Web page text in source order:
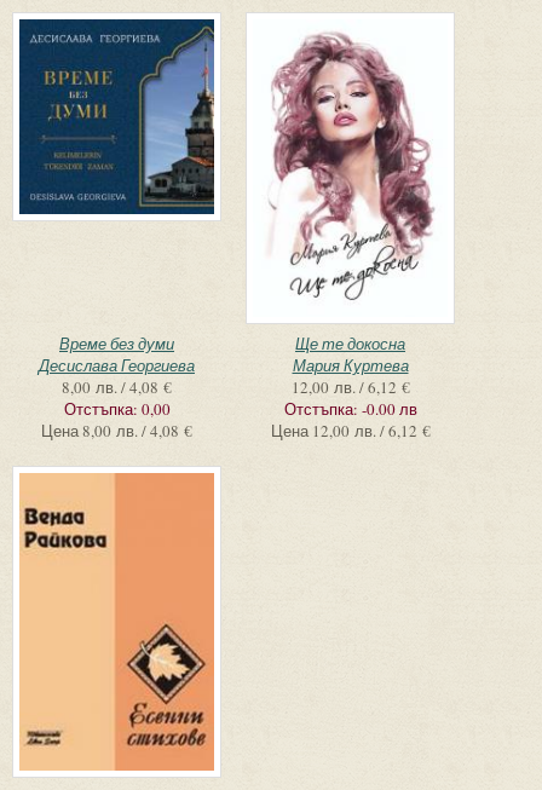
Време без думи
Десислава Георгиева
8,00 лв. / 4,08 €
Отстъпка: 0,00
Цена8,00 лв. / 4,08 €
Ще те докосна
Мария Куртева
12,00 лв. / 6,12 €
Отстъпка: -0.00 лв
Цена 12,00 лв. / 6,12 €